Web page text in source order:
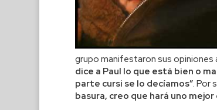
grupo manifestaron sus opiniones
dice a Paul lo que está bien o
parte cursi se lo decíamos”. Por
basura, creo que hará uno